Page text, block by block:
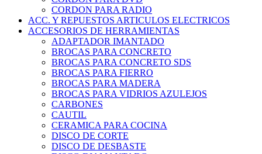
CORDON PARA RADIO
ACC. Y REPUESTOS ARTICULOS ELECTRICOS
ACCESORIOS DE HERRAMIENTAS
ADAPTADOR IMANTADO
BROCAS PARA CONCRETO
BROCAS PARA CONCRETO SDS
BROCAS PARA FIERRO
BROCAS PARA MADERA
BROCAS PARA VIDRIOS AZULEJOS
CARBONES
CAUTIL
CERAMICA PARA COCINA
DISCO DE CORTE
DISCO DE DESBASTE